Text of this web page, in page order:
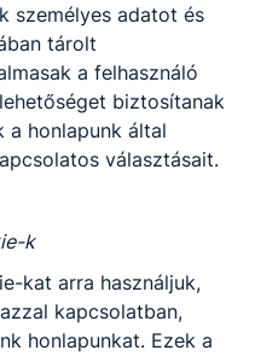
személyes adatot és
tárolt
a felhasználó
biztosítanak
a honlapunk által
választásait.
k
kat arra használjuk,
kapcsolatban,
honlapunkat. Ezek a